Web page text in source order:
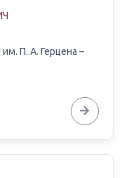
П. А. Герцена –